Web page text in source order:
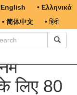
English
• Ελληνικά
• 简体中文 • हिंदी
लिए 80